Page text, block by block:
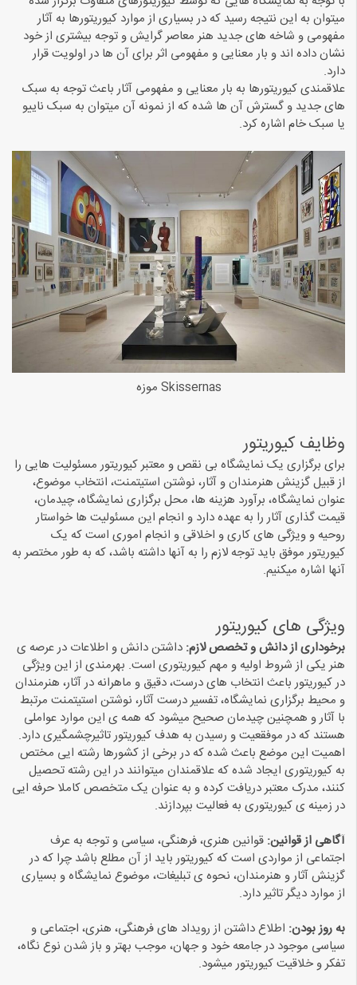
میتوان به این نتیجه رسید که در بسیاری از موارد کیوریتورها به آثار
مفهومی و شاخه های جدید هنر معاصر گرایش و توجه بیشتری از خود
نشان داده اند و بار معنایی و مفهومی اثر برای آن ها در اولویت قرار
دارد.
علاقمندی کیوریتورها به بار معنایی و مفهومی آثار باعث توجه به سبک
های جدید و گسترش آن ها شده که از نمونه آن میتوان به سبک ناییو
یا سبک خام اشاره کرد.
Skissernas موزه
وظایف کیوریتور
برای برگزاری یک نمایشگاه بی نقص و معتبر کیوریتور مسئولیت هایی را
از قبیل گزینش هنرمندان و آثار، نوشتن استیتمنت، انتخاب موضوع،
عنوان نمایشگاه، برآورد هزینه ها، محل برگزاری نمایشگاه، چیدمان،
قیمت گذاری آثار را به عهده دارد و انجام این مسئولیت ها خواستار
روحیه و ویژگی های کاری و اخلاقی و انجام اموری است که یک
کیوریتور موفق باید توجه لازم را به آنها داشته باشد، که به طور مختصر به
آنها اشاره میکنیم.
ویژگی های کیوریتور
برخوداری از دانش و تخصص لازم: داشتن دانش و اطلاعات در عرصه ی
هنر یکی از شروط اولیه و مهم کیوریتوری است. بهرمندی از این ویژگی
در کیوریتور باعث انتخاب های درست، دقیق و ماهرانه در آثار، هنرمندان
و محیط برگزاری نمایشگاه، تفسیر درست آثار، نوشتن استیتمنت مرتبط
با آثار و همچنین چیدمان صحیح میشود که همه ی این موارد عواملی
هستند که در موفقعیت و رسیدن به هدف کیوریتور تاثیرچشمگیری دارد.
اهمیت این موضع باعث شده که در برخی از کشورها رشته ایی مختص
به کیوریتوری ایجاد شده که علاقمندان میتوانند در این رشته تحصیل
کنند، مدرک معتبر دریافت کرده و به عنوان یک متخصص کاملا حرفه ایی
در زمینه ی کیوریتوری به فعالیت بپردازند.
آگاهی از قوانین: قوانین هنری، فرهنگی، سیاسی و توجه به عرف
اجتماعی از مواردی است که کیوریتور باید از آن مطلع باشد چرا که در
گزینش آثار و هنرمندان، نحوه ی تبلیغات، موضوع نمایشگاه و بسیاری
از موارد دیگر تاثیر دارد.
به روز بودن: اطلاع داشتن از رویداد های فرهنگی، هنری، اجتماعی و
سیاسی موجود در جامعه خود و جهان، موجب بهتر و باز شدن نوع نگاه،
تفکر و خلاقیت کیوریتور میشود.